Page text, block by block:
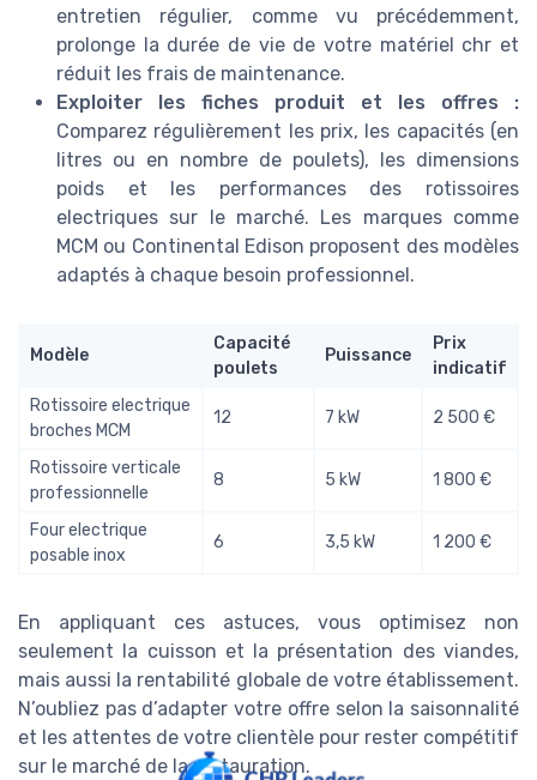
entretien régulier, comme vu précédemment,
prolonge la durée de vie de votre matériel chr et
réduit les frais de maintenance.
Exploiter les fiches produit et les offres :
Comparez régulièrement les prix, les capacités (en
litres ou en nombre de poulets), les dimensions
poids et les performances des rotissoires
electriques sur le marché. Les marques comme
MCM ou Continental Edison proposent des modèles
adaptés à chaque besoin professionnel.
Modèle
Capacité
poulets
Puissance
Prix
indicatif
Rotissoire electrique
broches MCM
12 7 kW 2 500 €
Rotissoire verticale
professionnelle
8 5 kW 1 800 €
Four electrique
posable inox
6 3,5 kW 1 200 €
En appliquant ces astuces, vous optimisez non
seulement la cuisson et la présentation des viandes,
mais aussi la rentabilité globale de votre établissement.
N’oubliez pas d’adapter votre offre selon la saisonnalité
et les attentes de votre clientèle pour rester compétitif
sur le marché de la restauration.